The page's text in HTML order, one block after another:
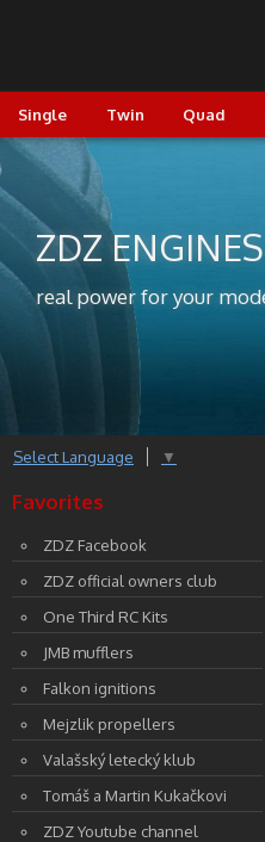
Single Twin Quad
ZDZ ENGINES
real power for your
Select Language ▼
Favorites
ZDZ Facebook
ZDZ official owners club
One Third RC Kits
JMB mufflers
Falkon ignitions
Mejzlik propellers
Valašský letecký klub
Tomáš a Martin Kukačkovi
ZDZ Youtube channel